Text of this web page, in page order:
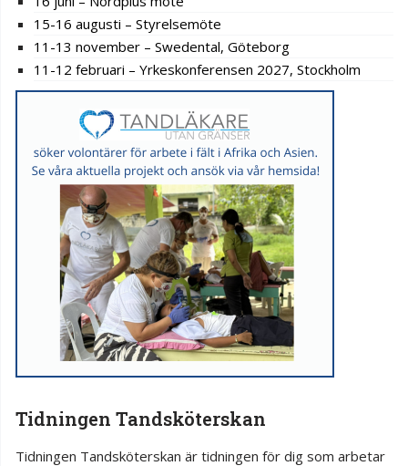
15-16 augusti – Styrelsemöte
11-13 november – Swedental, Göteborg
11-12 februari – Yrkeskonferensen 2027, Stockholm
Tidningen Tandsköterskan
Tidningen Tandsköterskan är tidningen för dig som arbetar